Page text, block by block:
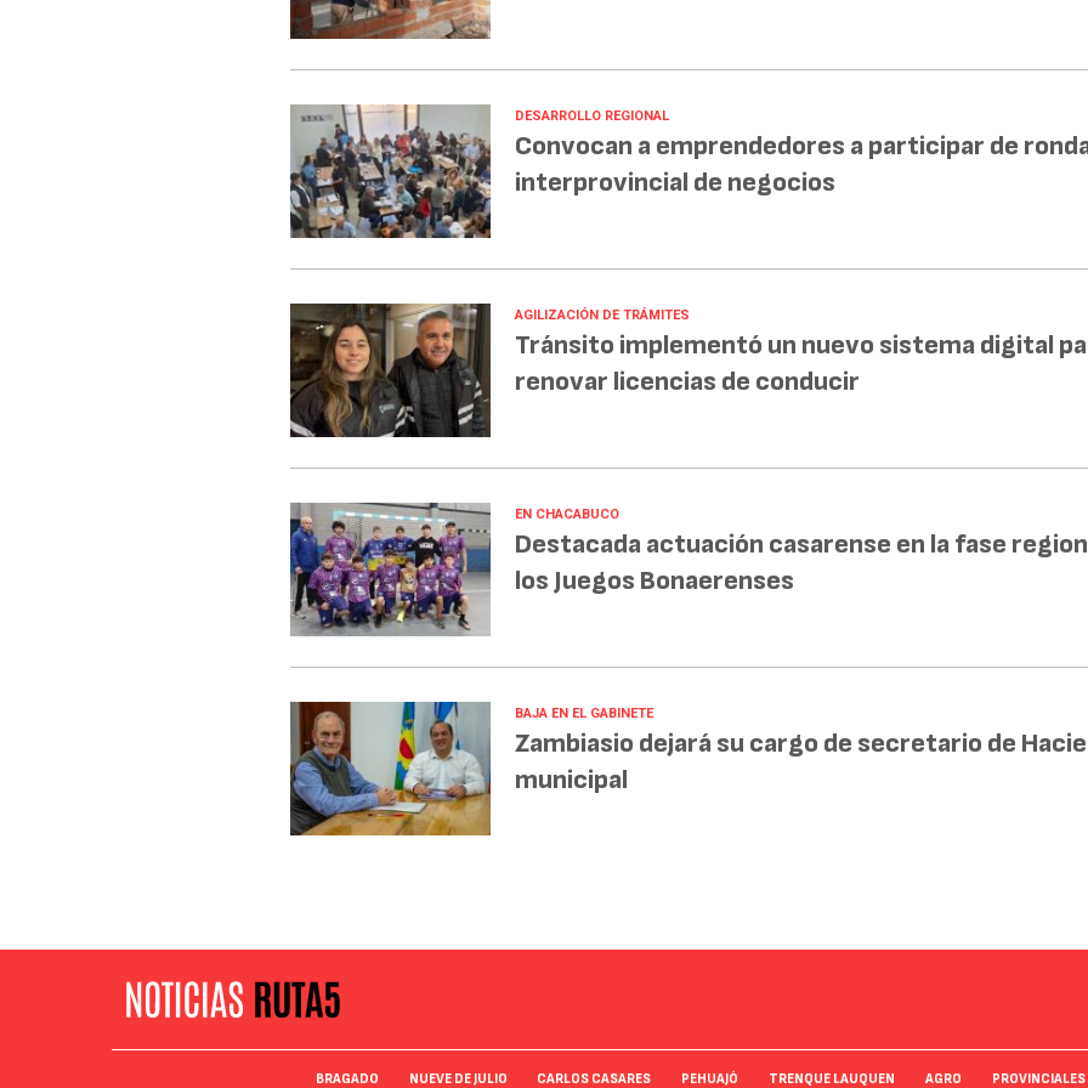
DESARROLLO REGIONAL
Convocan a emprendedores a participar de
interprovincial de negocios
AGILIZACIÓN DE TRÁMITES
Tránsito implementó un nuevo sistema digital
renovar licencias de conducir
EN CHACABUCO
Destacada actuación casarense en la fase
los Juegos Bonaerenses
BAJA EN EL GABINETE
Zambiasio dejará su cargo de secretario de
municipal
BRAGADO NUEVE DE JULIO CARLOS CASARES PEHUAJÓ TRENQUE LAUQUEN AGRO PROVINCIALES